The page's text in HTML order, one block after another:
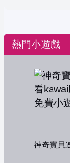
熱門小遊戲